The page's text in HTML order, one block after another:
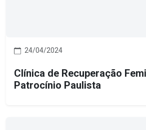
24/04/2024
Clínica de Recuperação
Patrocínio Paulista